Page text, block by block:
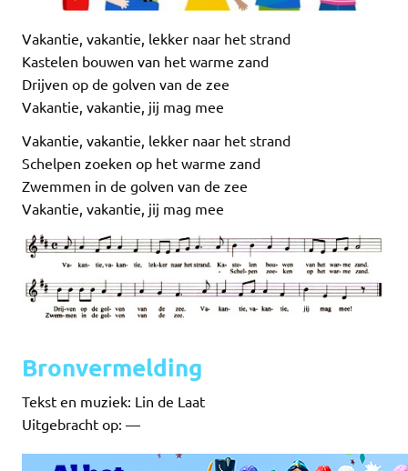
Vakantie, vakantie, lekker naar het strand
Kastelen bouwen van het warme zand
Drijven op de golven van de zee
Vakantie, vakantie, jij mag mee
Vakantie, vakantie, lekker naar het strand
Schelpen zoeken op het warme zand
Zwemmen in de golven van de zee
Vakantie, vakantie, jij mag mee
Bronvermelding
Tekst en muziek: Lin de Laat
Uitgebracht op: —